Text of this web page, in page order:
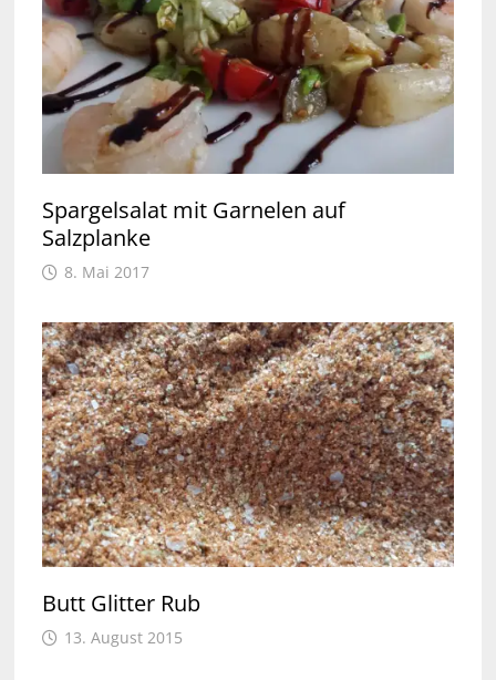
Spargelsalat mit Garnelen auf
Salzplanke
8. Mai 2017
Butt Glitter Rub
13. August 2015